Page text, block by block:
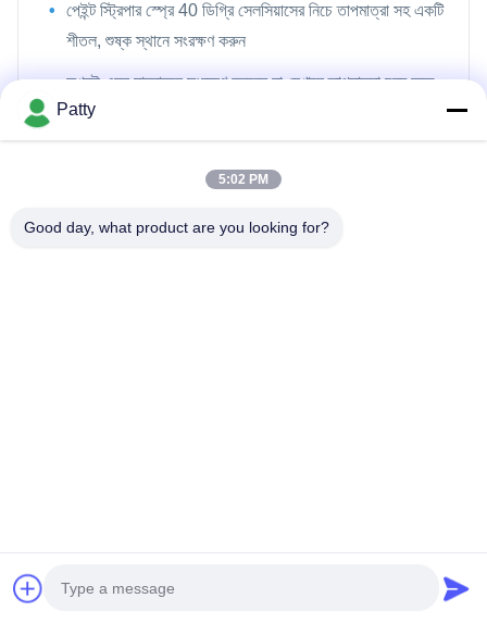
পেইন্ট স্ট্রিপার স্প্রে 40 ডিগ্রি সেলসিয়াসের নিচে তাপমাত্রা সহ একটি
শীতল, শুষ্ক স্থানে সংরক্ষণ করুন
কখনই এমন যানবাহনে সংরক্ষণ করবেন না যেখানে তাপমাত্রা চরম হতে
পারে
ভালভের ত্রুটি রোধ করতে খাড়া অবস্থানে সংরক্ষণ করুন
শিশু এবং অননুমোদিত কর্মীদের নাগালের বাইরে রাখুন
চোখের যোগাযোগের পরে যদি জ্বালা অব্যাহত থাকে: পেশাদার
Patty
5:02 PM
Good day, what product are you looking for?